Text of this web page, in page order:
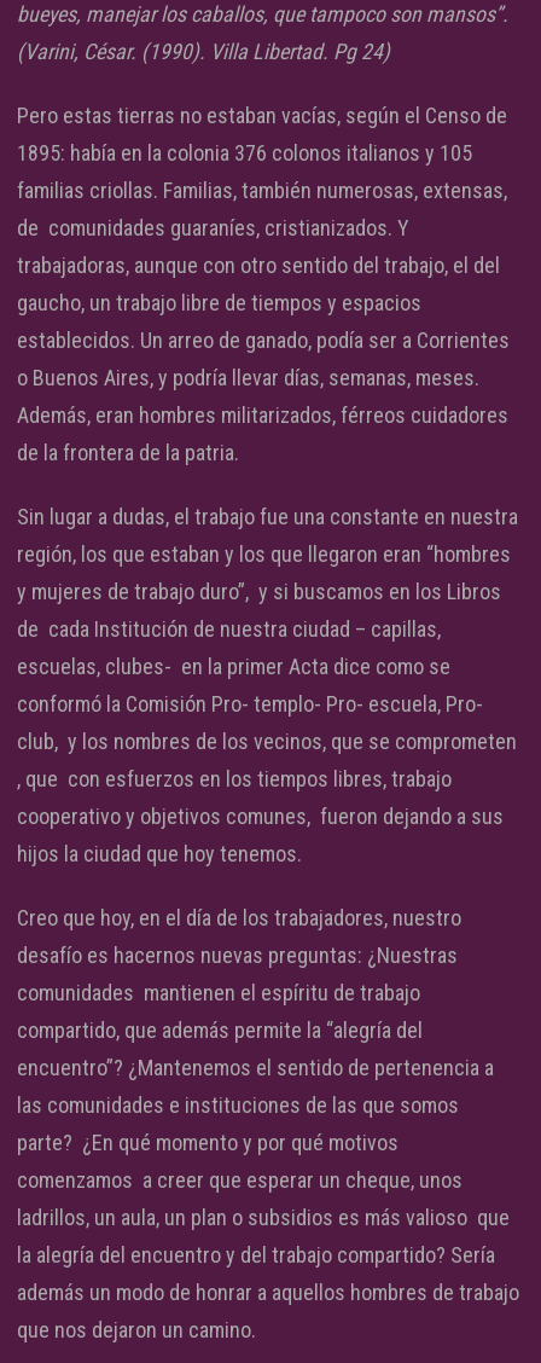
bueyes, manejar los caballos, que tampoco son mansos”.
(Varini, César. (1990). Villa Libertad. Pg 24)
Pero estas tierras no estaban vacías, según el Censo de
1895: había en la colonia 376 colonos italianos y 105
familias criollas. Familias, también numerosas, extensas,
de comunidades guaraníes, cristianizados. Y
trabajadoras, aunque con otro sentido del trabajo, el del
gaucho, un trabajo libre de tiempos y espacios
establecidos. Un arreo de ganado, podía ser a Corrientes
o Buenos Aires, y podría llevar días, semanas, meses.
Además, eran hombres militarizados, férreos cuidadores
de la frontera de la patria.
Sin lugar a dudas, el trabajo fue una constante en nuestra
región, los que estaban y los que llegaron eran “hombres
y mujeres de trabajo duro”, y si buscamos en los Libros
de cada Institución de nuestra ciudad – capillas,
escuelas, clubes- en la primer Acta dice como se
conformó la Comisión Pro- templo- Pro- escuela, Pro-
club, y los nombres de los vecinos, que se comprometen
, que con esfuerzos en los tiempos libres, trabajo
cooperativo y objetivos comunes, fueron dejando a sus
hijos la ciudad que hoy tenemos.
Creo que hoy, en el día de los trabajadores, nuestro
desafío es hacernos nuevas preguntas: ¿Nuestras
comunidades mantienen el espíritu de trabajo
compartido, que además permite la “alegría del
encuentro”? ¿Mantenemos el sentido de pertenencia a
las comunidades e instituciones de las que somos
parte? ¿En qué momento y por qué motivos
comenzamos a creer que esperar un cheque, unos
ladrillos, un aula, un plan o subsidios es más valioso que
la alegría del encuentro y del trabajo compartido? Sería
además un modo de honrar a aquellos hombres de trabajo
que nos dejaron un camino.